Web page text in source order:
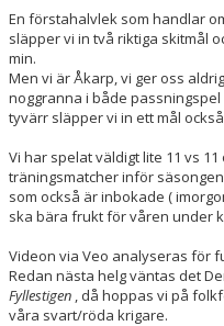
En förstahalvlek som handlar
släpper vi in två riktiga skitmål
min.
Men vi är Åkarp, vi ger oss
noggranna i både
tyvärr släpper vi in ett mål
Vi har spelat väldigt lite 11 vs
träningsmatcher inför
som också är inbokade (
ska bära frukt för våren under
Videon via Veo analyseras för
Redan nästa helg väntas det
Fyllestigen , då hoppas vi på
våra svart/röda krigare.